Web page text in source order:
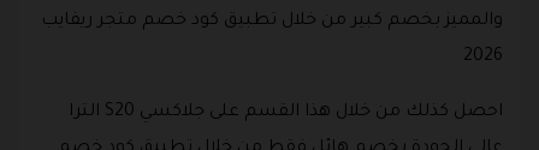
والمميز بخصم كبير من خلال تطبيق كود خصم متجر ريفايب
2026
احصل كذلك من خلال هذا القسم على جلاكسي S20 الترا